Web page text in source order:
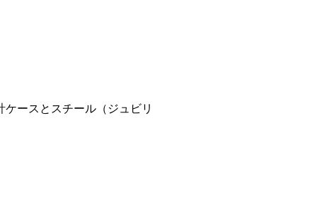
ースとスチール（ジュビリ